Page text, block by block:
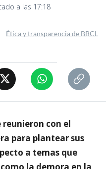
a las 17:18
Ética y transparencia de BBCL
con el
para plantear sus
a temas que
la demora en la